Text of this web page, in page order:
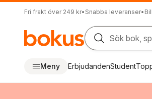
Fri frakt över 249 kr• Snabba leveranser•
Sök bok,
Meny ErbjudandenStudent